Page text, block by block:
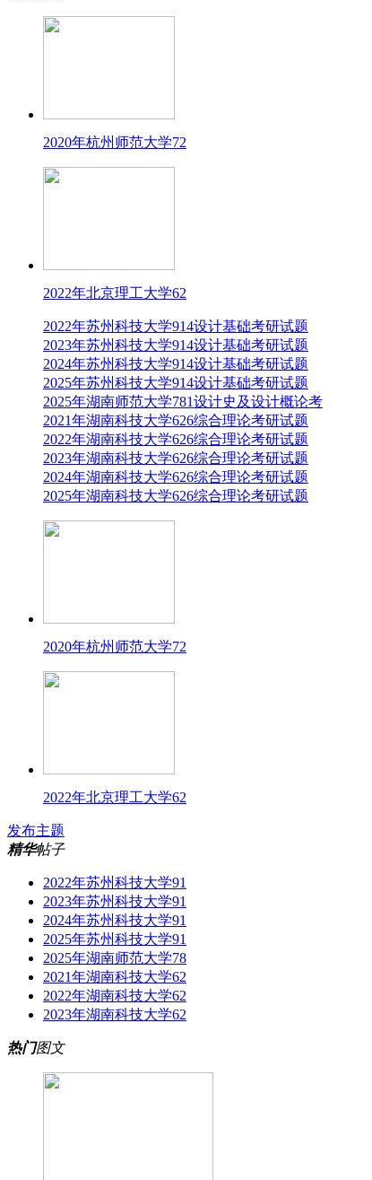
2020年杭州师范大学72
2022年北京理工大学62
2022年苏州科技大学914设计基础考研试题
2023年苏州科技大学914设计基础考研试题
2024年苏州科技大学914设计基础考研试题
2025年苏州科技大学914设计基础考研试题
2025年湖南师范大学781设计史及设计概论考
2021年湖南科技大学626综合理论考研试题
2022年湖南科技大学626综合理论考研试题
2023年湖南科技大学626综合理论考研试题
2024年湖南科技大学626综合理论考研试题
2025年湖南科技大学626综合理论考研试题
2020年杭州师范大学72
2022年北京理工大学62
发布主题
精华帖子
2022年苏州科技大学91
2023年苏州科技大学91
2024年苏州科技大学91
2025年苏州科技大学91
2025年湖南师范大学78
2021年湖南科技大学62
2022年湖南科技大学62
2023年湖南科技大学62
热门图文